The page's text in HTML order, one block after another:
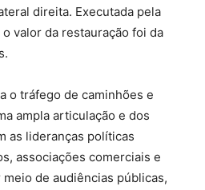
direita. Executada pela
valor da restauração foi da
o tráfego de caminhões e
ampla articulação e dos
as lideranças políticas
associações comerciais e
de audiências públicas,